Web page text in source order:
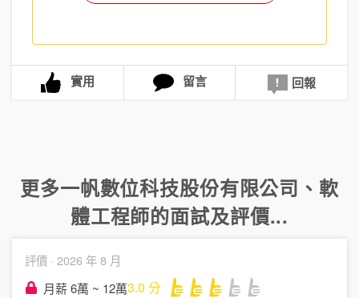
實用 留言 回報
更多一帆數位科技股份有限公司 、 軟
體工程師的面試及評價...
評價 · 2026 年 8 月
月薪 6萬 ~ 12萬3.0 分